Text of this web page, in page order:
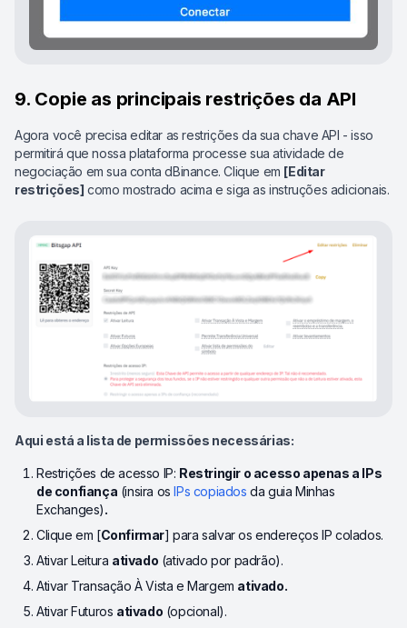
9. Copie as principais restrições da API
Agora você precisa editar as restrições da sua chave API - isso
permitirá que nossa plataforma processe sua atividade de
negociação em sua conta dBinance. Clique em [Editar
restrições] como mostrado acima e siga as instruções adicionais.
Aqui está a lista de permissões necessárias:
Restrições de acesso IP: Restringir o acesso apenas a IPs
de confiança (insira osIPs copiados da guia Minhas
Exchanges).
Clique em [Confirmar] para salvar os endereços IP colados.
Ativar Leitura ativado (ativado por padrão).
Ativar Transação À Vista e Margem ativado.
Ativar Futuros ativado (opcional).